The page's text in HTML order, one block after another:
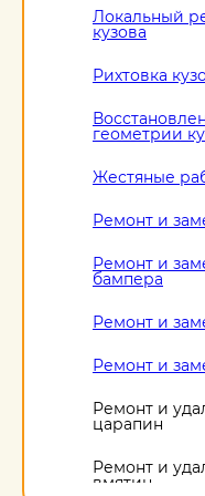
Локальный
кузова
Рихтовка
геометрии
Жестяные
Ремонт и
Ремонт и
бампера
Ремонт и
Ремонт и
Ремонт и
царапин
Ремонт и
вмятин